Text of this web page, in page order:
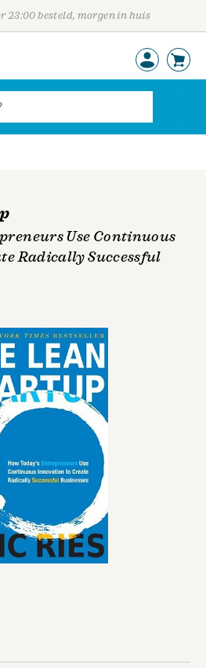
23:00 besteld, morgen in huis
Use Continuous
Radically Successful